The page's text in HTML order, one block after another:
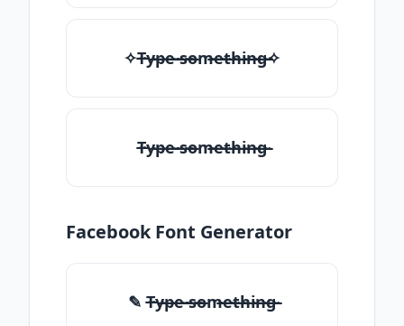
✧T̶̴y̶̴p̶̴e̶̴ ̶̴s̶̴o̶̴m̶̴e̶̴t̶̴h̶̴i̶̴n̶̴g̶̴✧
T̶̴y̶̴p̶̴e̶̴ ̶̴s̶̴o̶̴m̶̴e̶̴t̶̴h̶̴i̶̴n̶̴g̶̴
Facebook Font Generator
✎ T̶̴y̶̴p̶̴e̶̴ ̶̴s̶̴o̶̴m̶̴e̶̴t̶̴h̶̴i̶̴n̶̴g̶̴